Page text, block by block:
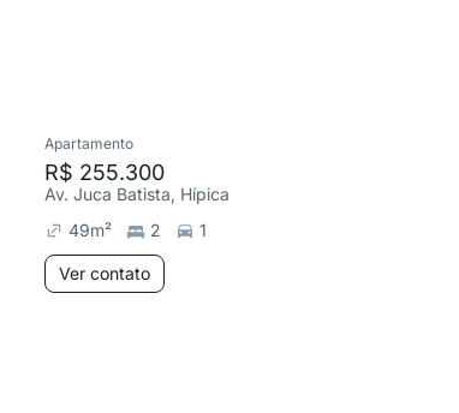
Apartamento
R$ 255.300
Av. Juca Batista, Hípica
49m² 2 1
Ver contato